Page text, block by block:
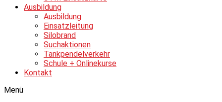
Ausbildung
Ausbildung
Einsatzleitung
Silobrand
Suchaktionen
Tankpendelverkehr
Schule + Onlinekurse
Kontakt
Menü